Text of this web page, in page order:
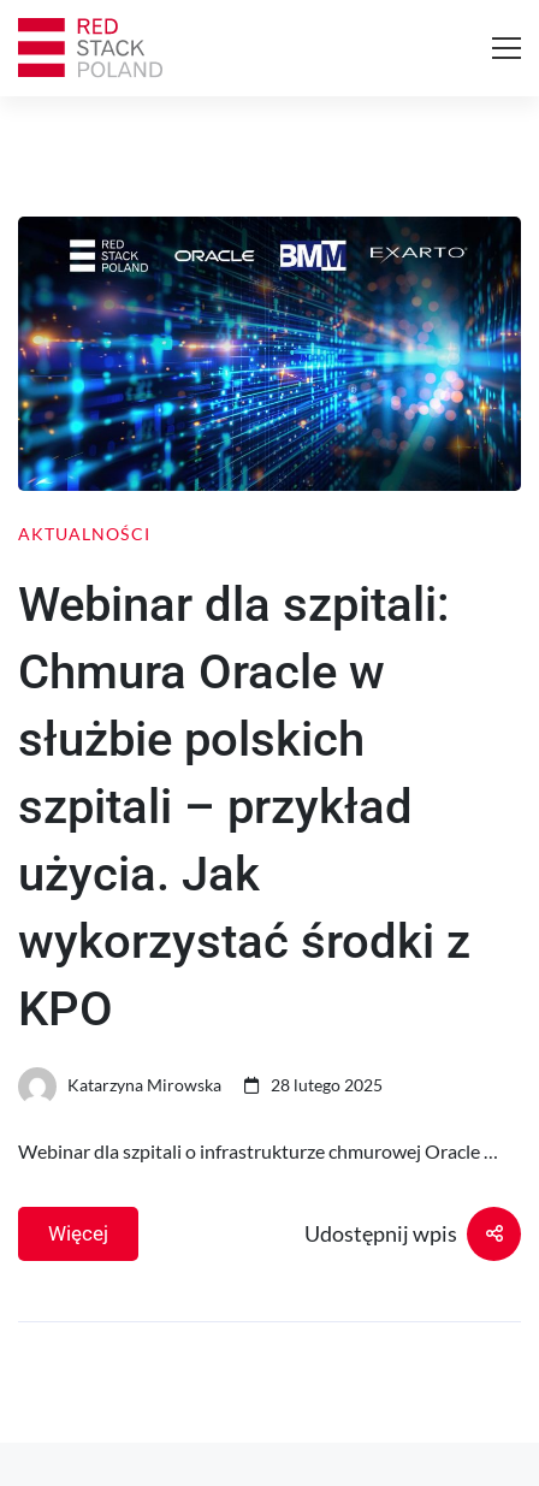
AKTUALNOŚCI
Webinar dla szpitali:
Chmura Oracle w
służbie polskich
szpitali – przykład
użycia. Jak
wykorzystać środki z
KPO
Katarzyna Mirowska 28 lutego 2025
Webinar dla szpitali o infrastrukturze chmurowej Oracle …
Więcej Udostępnij wpis